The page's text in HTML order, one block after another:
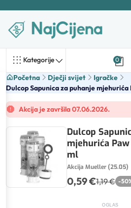
Kategorije 0
Početna Dječji svijet
Igračke
Dulcop Sapunica za puhanje
Akcija je završila 07.06.2026.
Dulcop
mjehurića
ml
Akcija Mueller (25.05)
0,59 €1,19 € -50
OGLAS